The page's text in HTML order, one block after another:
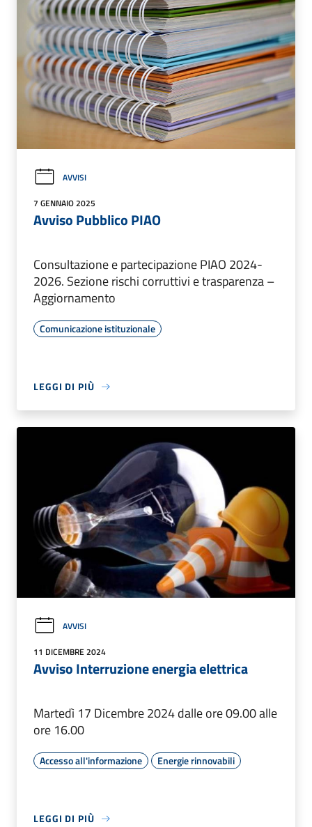
AVVISI
7 GENNAIO 2025
Avviso Pubblico PIAO
Consultazione e partecipazione PIAO 2024-
2026. Sezione rischi corruttivi e trasparenza –
Aggiornamento
Comunicazione istituzionale
LEGGI DI PIÙ
AVVISI
11 DICEMBRE 2024
Avviso Interruzione energia elettrica
Martedì 17 Dicembre 2024 dalle ore 09.00 alle
ore 16.00
Accesso all'informazione Energie rinnovabili
LEGGI DI PIÙ